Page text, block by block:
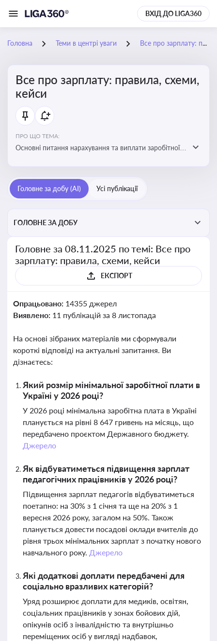
ВХІД ДО LIGA360
Головна Теми в центрі уваги Все про зарплату: правила, схеми, кейси
Все про зарплату: правила, схеми,
кейси
ПРО ЩО ТЕМА:
Основні питання нарахування та виплати заробітної
інформації про можливі схеми зловживань
Головне за добу (AI) Усі публікації
ГОЛОВНЕ ЗА ДОБУ
Головне за 08.11.2025 по темі: Все про
зарплату: правила, схеми, кейси
ЕКСПОРТ
Опрацьовано: 14355 джерел
Виявлено: 11 публікацій за 8 листопада
На основі зібраних матеріалів ми сформували
короткі відповіді на актуальні запитання. Ви
дізнаєтесь:
Який розмір мінімальної заробітної плати в
Україні у 2026 році?
У 2026 році мінімальна заробітна плата в Україні
планується на рівні 8 647 гривень на місяць, що
передбачено проєктом Державного бюджету.
Джерело
Як відбуватиметься підвищення зарплат
педагогічних працівників у 2026 році?
Підвищення зарплат педагогів відбуватиметься
поетапно: на 30% з 1 січня та ще на 20% з 1
вересня 2026 року, загалом на 50%. Також
планується довести посадові оклади вчителів до
рівня трьох мінімальних зарплат з початку нового
навчального року. Джерело
Які додаткові доплати передбачені для
соціально вразливих категорій?
Уряд розширює доплати для медиків, освітян,
соціальних працівників у зонах бойових дій,
опікунів осіб з інвалідністю та внутрішньо
переміщених осіб у вигляді надбавок,